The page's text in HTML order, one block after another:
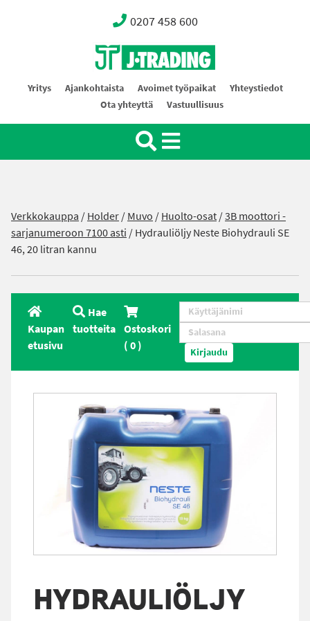
0207 458 600
Oy J-Trading Ab
Yritys Ajankohtaista Avoimet työpaikat
Yhteystiedot
Ota yhteyttä
Vastuullisuus
Verkkokauppa /Holder/Muvo /Huolto-osat/3B moottori -
sarjanumeroon 7100 asti / Hydrauliöljy Neste Biohydrauli SE
46, 20 litran kannu
Kaupan
etusivu
Hae
tuotteita Ostoskori
(0) Kirjaudu
HYDRAULIÖLJY